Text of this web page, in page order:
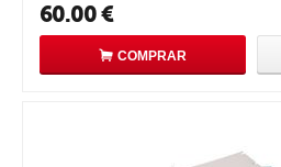
60.00€
COMPRAR